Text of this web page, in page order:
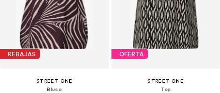
REBAJAS
STREET ONE
Blusa
OFERTA
STREET ONE
Top